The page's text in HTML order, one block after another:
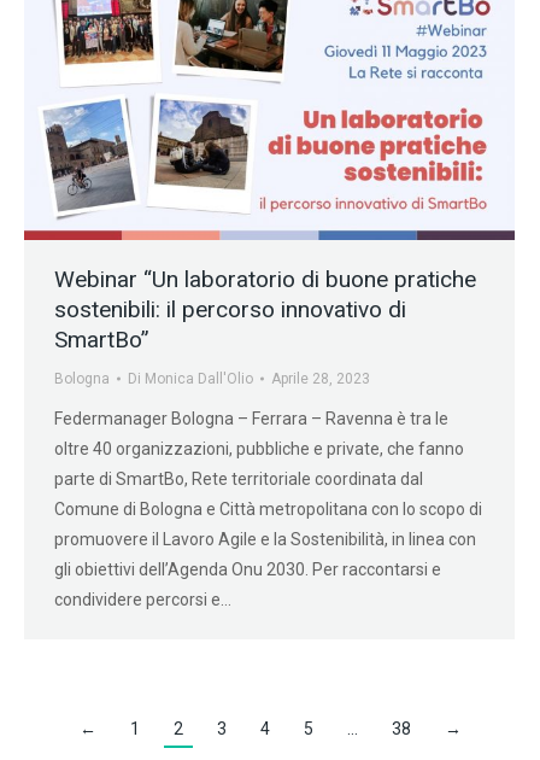
Webinar “Un laboratorio di buone pratiche
sostenibili: il percorso innovativo di
SmartBo”
Bologna Di Monica Dall'Olio Aprile 28, 2023
Federmanager Bologna – Ferrara – Ravenna è tra le
oltre 40 organizzazioni, pubbliche e private, che fanno
parte di SmartBo, Rete territoriale coordinata dal
Comune di Bologna e Città metropolitana con lo scopo di
promuovere il Lavoro Agile e la Sostenibilità, in linea con
gli obiettivi dell’Agenda Onu 2030. Per raccontarsi e
condividere percorsi e…
← 1 2 3 4 5 38 →